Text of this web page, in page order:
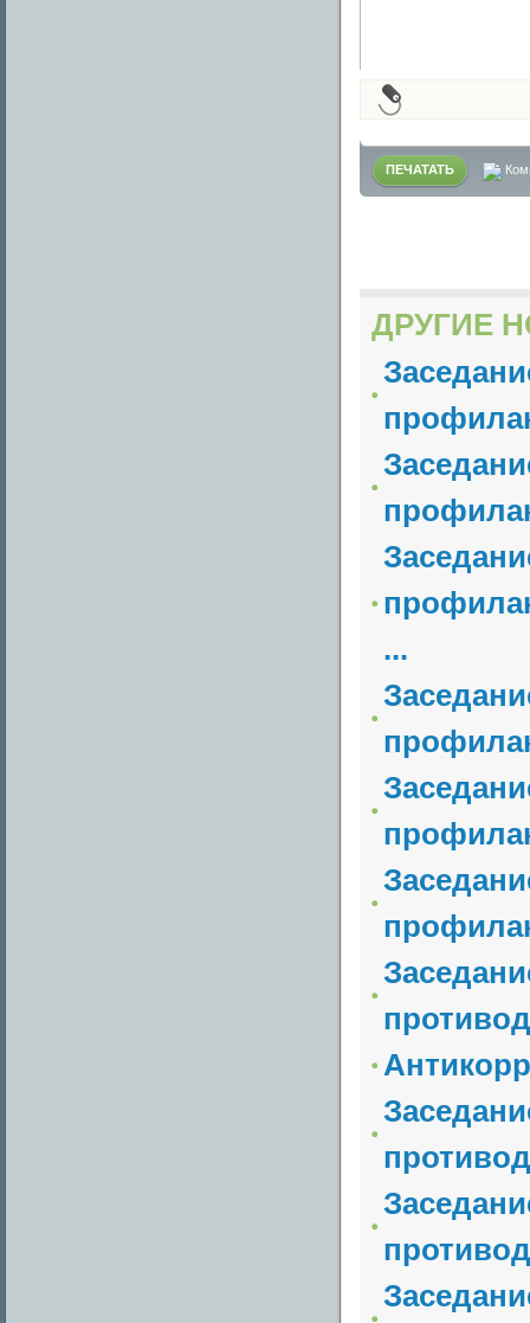
ПЕЧАТАТЬ
ДРУГИЕ
...